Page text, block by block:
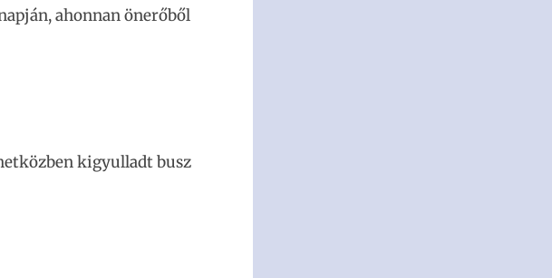
ahonnan önerőből
kigyulladt busz